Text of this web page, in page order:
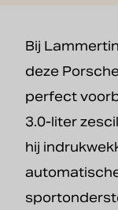
Bij
deze
perfect
3.0-liter
hij